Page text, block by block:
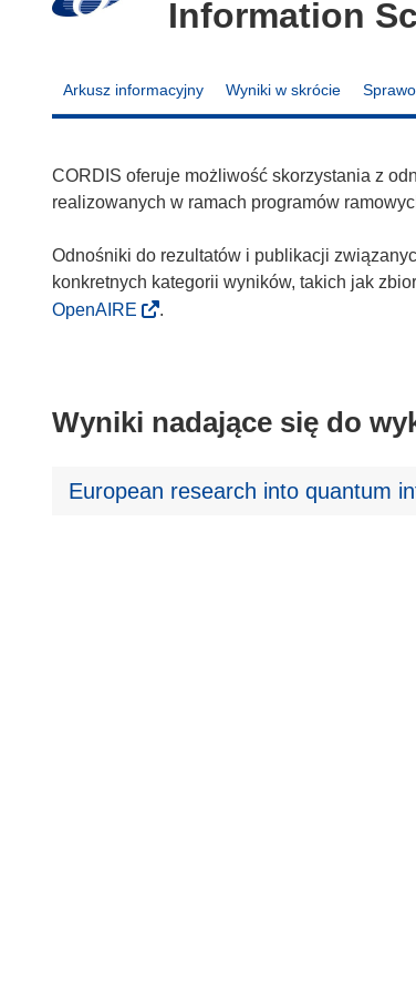
Information
Arkusz informacyjny Wyniki w skrócie
CORDIS oferuje możliwość skorzystania z
realizowanych w ramach programów
Odnośniki do rezultatów i publikacji
konkretnych kategorii wyników, takich jak
OpenAIRE
.
Wyniki nadające się do
European research into quantum